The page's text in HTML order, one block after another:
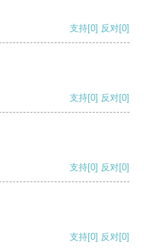
支持[0] 反对[0]
支持[0] 反对[0]
支持[0] 反对[0]
支持[0] 反对[0]